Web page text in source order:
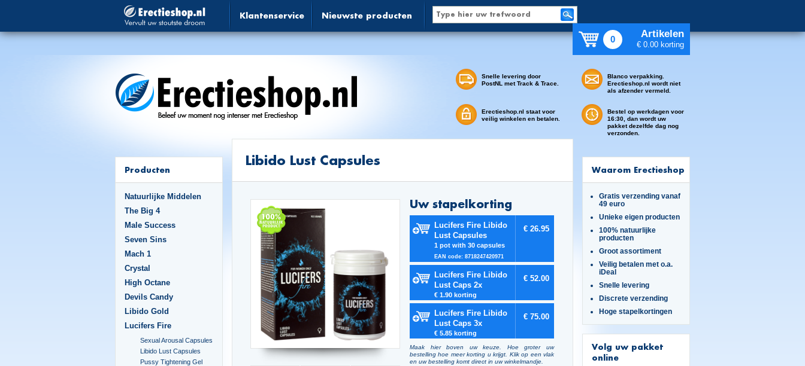
Klantenservice Nieuwste producten
0 Artikelen
€ 0.00 korting
Snelle levering door
PostNL met Track & Trace.
Erectieshop.nl staat voor
veilig winkelen en betalen.
Blanco verpakking.
Erectieshop.nl wordt niet
als afzender vermeld.
Bestel op werkdagen voor
16:30, dan wordt uw
pakket dezelfde dag nog
verzonden.
Producten
Natuurlijke Middelen
The Big 4
Male Success
Seven Sins
Mach 1
Crystal
High Octane
Devils Candy
Libido Gold
Lucifers Fire
Sexual Arousal Capsules
Libido Lust Capsules
Pussy Tightening Gel
Libido Lust Capsules
Uw stapelkorting
Lucifers Fire Libido
Lust Capsules
1 pot with 30 capsules
EAN code: 8718247420971
€ 26.95
Lucifers Fire Libido
Lust Caps 2x
€ 1.90 korting
€ 52.00
Lucifers Fire Libido
Lust Caps 3x
€ 5.85 korting
€ 75.00
Maak hier boven uw keuze. Hoe groter uw
bestelling hoe meer korting u krijgt. Klik op een vlak
en uw bestelling komt direct in uw winkelmandje.
Waarom Erectieshop
Gratis verzending vanaf
49 euro
Unieke eigen producten
100% natuurlijke
producten
Groot assortiment
Veilig betalen met o.a.
iDeal
Snelle levering
Discrete verzending
Hoge stapelkortingen
Volg uw pakket
online